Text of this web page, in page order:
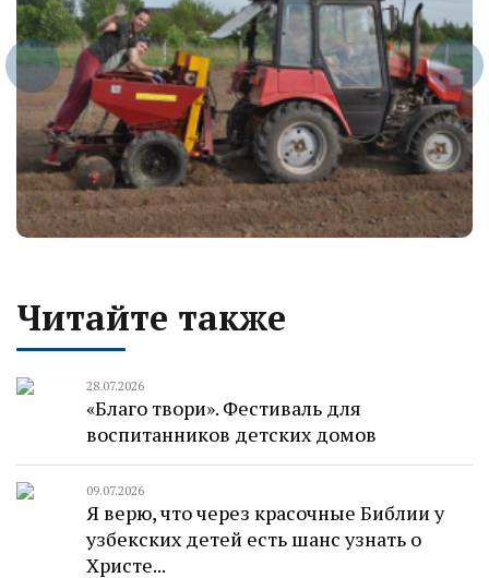
Читайте также
28.07.2026
«Благо твори». Фестиваль для
воспитанников детских домов
09.07.2026
Я верю, что через красочные Библии у
узбекских детей есть шанс узнать о
Христе...